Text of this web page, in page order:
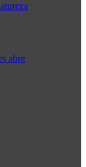
abre